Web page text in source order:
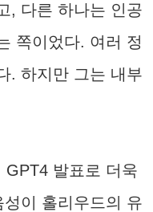
, 다른 하나는 인공
쪽이었다. 여러 정
. 하지만 그는 내부
GPT4 발표로 더욱
이 홀리우드의 유